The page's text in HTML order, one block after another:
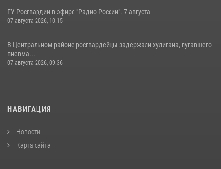
ГУ Росгвардии в эфире "Радио России". 7 августа
07 августа 2026, 10:15
В Центральном районе росгвардейцы задержали хулигана, пугавшего
пневма...
07 августа 2026, 09:36
НАВИГАЦИЯ
Новости
Карта сайта